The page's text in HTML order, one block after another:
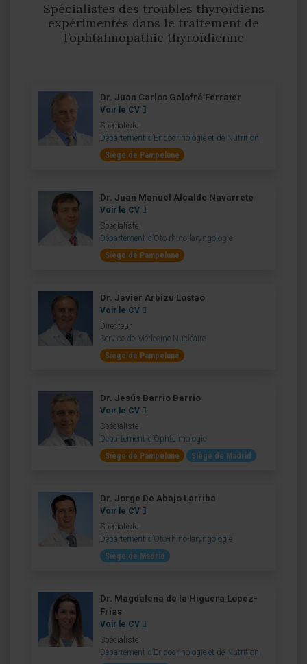
Spécialistes des troubles thyroïdiens
expérimentés dans le traitement de
l’ophtalmopathie thyroïdienne
Dr. Juan Carlos Galofré Ferrater
Voir le CV
Spécialiste
Département d’Endocrinologie et de Nutrition
Siège de Pampelune
Dr. Juan Manuel Alcalde Navarrete
Voir le CV
Spécialiste
Département d’Oto-rhino-laryngologie
Siège de Pampelune
Dr. Javier Arbizu Lostao
Voir le CV
Directeur
Service de Médecine Nucléaire
Siège de Pampelune
Dr. Jesús Barrio Barrio
Voir le CV
Spécialiste
Département d’Ophtalmologie
Siège de Pampelune
Siège de Madrid
Dr. Jorge De Abajo Larriba
Voir le CV
Spécialiste
Département d’Oto-rhino-laryngologie
Siège de Madrid
Dr. Magdalena de la Higuera López-
Frías
Voir le CV
Spécialiste
Département d’Endocrinologie et de Nutrition